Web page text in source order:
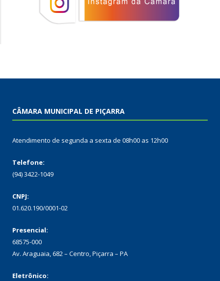
CÂMARA MUNICIPAL DE PIÇARRA
Atendimento de segunda a sexta de 08h00 as 12h00
Telefone:
(94) 3422-1049
CNPJ:
01.620.190/0001-02
Presencial:
68575-000
Av. Araguaia, 682 – Centro, Piçarra – PA
Eletrônico: